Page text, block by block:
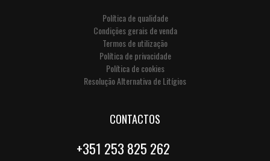
Política de qualidade
Condições gerais de venda
Termos de utilização
Política de privacidade
Política de cookies
Resolução Alternativa de Litígios
CONTACTOS
+351 253 825 262